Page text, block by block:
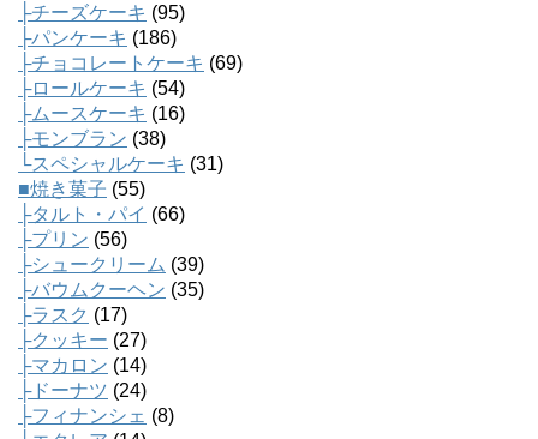
├チーズケーキ (95)
├パンケーキ (186)
├チョコレートケーキ (69)
├ロールケーキ (54)
├ムースケーキ (16)
├モンブラン (38)
└スペシャルケーキ (31)
■焼き菓子 (55)
├タルト・パイ (66)
├プリン (56)
├シュークリーム (39)
├バウムクーヘン (35)
├ラスク (17)
├クッキー (27)
├マカロン (14)
├ドーナツ (24)
├フィナンシェ (8)